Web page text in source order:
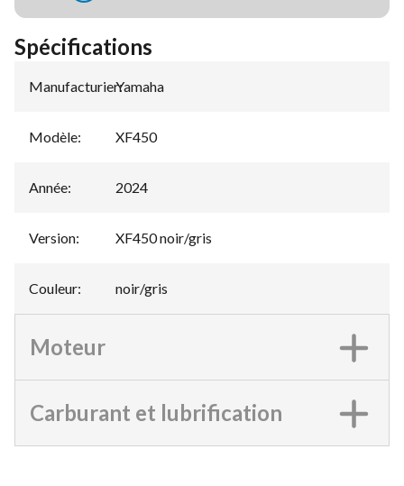
Spécifications
Manufacturier:
Yamaha
Modèle: XF450
Année: 2024
Version: XF450 noir/gris
Couleur: noir/gris
Moteur
Carburant et lubrification